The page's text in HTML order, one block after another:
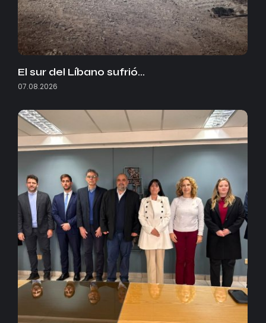
El sur del Líbano sufrió…
07.08.2026